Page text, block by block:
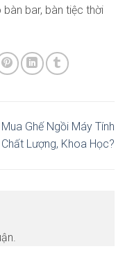
bar, bàn tiệc thời
Ghế Ngồi Máy Tính
Lượng, Khoa Học?